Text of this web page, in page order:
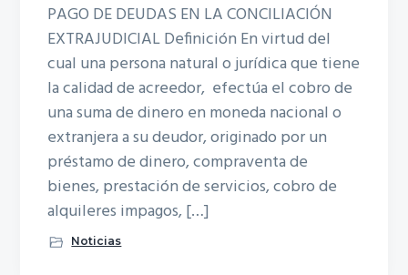
PAGO DE DEUDAS EN LA CONCILIACIÓN
EXTRAJUDICIAL Definición En virtud del
cual una persona natural o jurídica que tiene
la calidad de acreedor, efectúa el cobro de
una suma de dinero en moneda nacional o
extranjera a su deudor, originado por un
préstamo de dinero, compraventa de
bienes, prestación de servicios, cobro de
alquileres impagos, […]
Noticias